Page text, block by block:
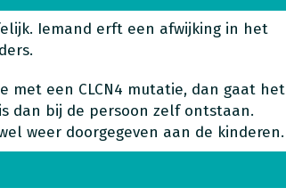
Iemand erft een afwijking in het
met een CLCN4 mutatie, dan gaat het
dan bij de persoon zelf ontstaan.
weer doorgegeven aan de kinderen.